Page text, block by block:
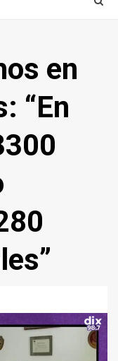
en
“En